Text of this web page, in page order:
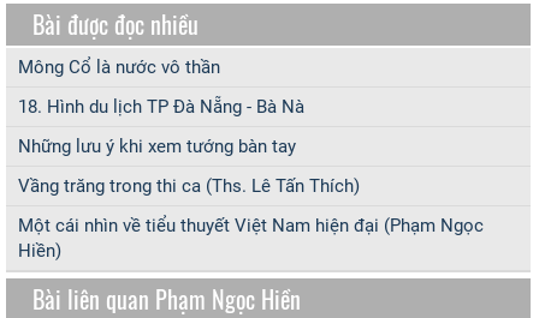
Bài được đọc nhiều
Mông Cổ là nước vô thần
18. Hình du lịch TP Đà Nẵng - Bà Nà
Những lưu ý khi xem tướng bàn tay
Vầng trăng trong thi ca (Ths. Lê Tấn Thích)
Một cái nhìn về tiểu thuyết Việt Nam hiện đại (Phạm Ngọc
Hiền)
Bài liên quan Phạm Ngọc Hiền